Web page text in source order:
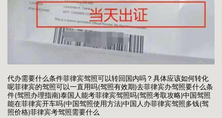
代办需要什么条件菲律宾驾照可以转回国内吗？具体应该如何转化
呢菲律宾的驾照可以一直用吗(驾照有效期)去菲律宾办驾照要什么条
件(驾照办理指南)泰国人能考菲律宾驾照吗(驾照考取攻略)中国驾照
能在菲律宾开车吗(中国驾照使用方法)中国人办菲律宾驾照多钱(驾
照价格)菲律宾考驾照需要什么